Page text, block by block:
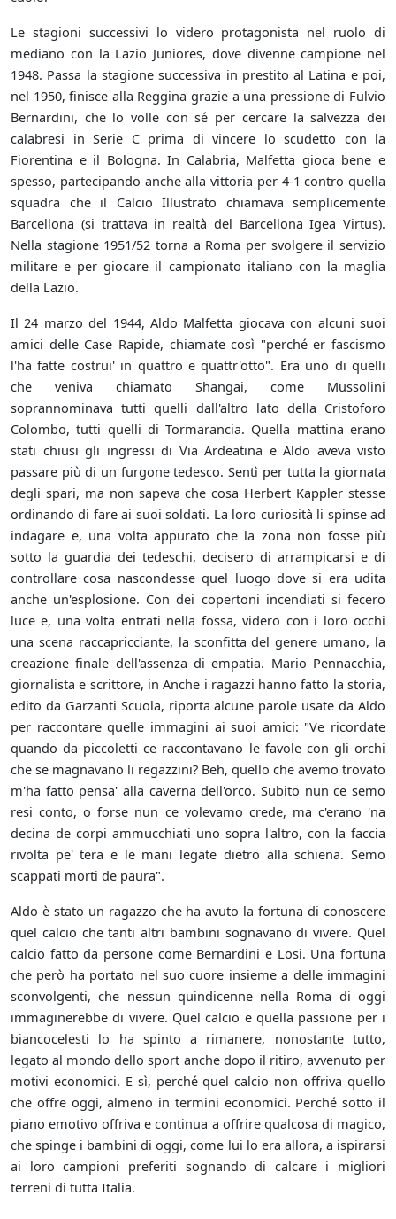
Le stagioni successivi lo videro protagonista nel ruolo di
mediano con la Lazio Juniores, dove divenne campione nel
1948. Passa la stagione successiva in prestito al Latina e poi,
nel 1950, finisce alla Reggina grazie a una pressione di Fulvio
Bernardini, che lo volle con sé per cercare la salvezza dei
calabresi in Serie C prima di vincere lo scudetto con la
Fiorentina e il Bologna. In Calabria, Malfetta gioca bene e
spesso, partecipando anche alla vittoria per 4-1 contro quella
squadra che il Calcio Illustrato chiamava semplicemente
Barcellona (si trattava in realtà del Barcellona Igea Virtus).
Nella stagione 1951/52 torna a Roma per svolgere il servizio
militare e per giocare il campionato italiano con la maglia
della Lazio.
Il 24 marzo del 1944, Aldo Malfetta giocava con alcuni suoi
amici delle Case Rapide, chiamate così "perché er fascismo
l'ha fatte costrui' in quattro e quattr'otto". Era uno di quelli
che veniva chiamato Shangai, come Mussolini
soprannominava tutti quelli dall'altro lato della Cristoforo
Colombo, tutti quelli di Tormarancia. Quella mattina erano
stati chiusi gli ingressi di Via Ardeatina e Aldo aveva visto
passare più di un furgone tedesco. Sentì per tutta la giornata
degli spari, ma non sapeva che cosa Herbert Kappler stesse
ordinando di fare ai suoi soldati. La loro curiosità li spinse ad
indagare e, una volta appurato che la zona non fosse più
sotto la guardia dei tedeschi, decisero di arrampicarsi e di
controllare cosa nascondesse quel luogo dove si era udita
anche un'esplosione. Con dei copertoni incendiati si fecero
luce e, una volta entrati nella fossa, videro con i loro occhi
una scena raccapricciante, la sconfitta del genere umano, la
creazione finale dell'assenza di empatia. Mario Pennacchia,
giornalista e scrittore, in Anche i ragazzi hanno fatto la storia,
edito da Garzanti Scuola, riporta alcune parole usate da Aldo
per raccontare quelle immagini ai suoi amici: "Ve ricordate
quando da piccoletti ce raccontavano le favole con gli orchi
che se magnavano li regazzini? Beh, quello che avemo trovato
m'ha fatto pensa' alla caverna dell'orco. Subito nun ce semo
resi conto, o forse nun ce volevamo crede, ma c'erano 'na
decina de corpi ammucchiati uno sopra l'altro, con la faccia
rivolta pe' tera e le mani legate dietro alla schiena. Semo
scappati morti de paura".
Aldo è stato un ragazzo che ha avuto la fortuna di conoscere
quel calcio che tanti altri bambini sognavano di vivere. Quel
calcio fatto da persone come Bernardini e Losi. Una fortuna
che però ha portato nel suo cuore insieme a delle immagini
sconvolgenti, che nessun quindicenne nella Roma di oggi
immaginerebbe di vivere. Quel calcio e quella passione per i
biancocelesti lo ha spinto a rimanere, nonostante tutto,
legato al mondo dello sport anche dopo il ritiro, avvenuto per
motivi economici. E sì, perché quel calcio non offriva quello
che offre oggi, almeno in termini economici. Perché sotto il
piano emotivo offriva e continua a offrire qualcosa di magico,
che spinge i bambini di oggi, come lui lo era allora, a ispirarsi
ai loro campioni preferiti sognando di calcare i migliori
terreni di tutta Italia.